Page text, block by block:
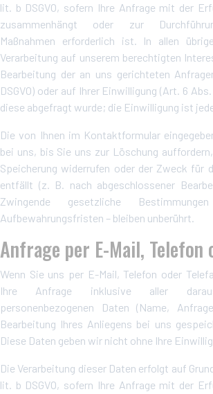
lit. b DSGVO, sofern Ihre Anfrage mit der
zusammenhängt oder zur
Maßnahmen erforderlich ist. In allen
Verarbeitung auf unserem berechtigten
Bearbeitung der an uns gerichteten
DSGVO) oder auf Ihrer Einwilligung (Art. 6 Abs.
diese abgefragt wurde; die Einwilligung ist
Die von Ihnen im Kontaktformular
bei uns, bis Sie uns zur Löschung
Speicherung widerrufen oder der Zweck für
entfällt (z. B. nach abgeschlossener
Zwingende gesetzliche
Aufbewahrungsfristen – bleiben unberührt.
Anfrage per E-Mail, Telefon
Wenn Sie uns per E-Mail, Telefon oder
Ihre Anfrage inklusive aller daraus
personenbezogenen Daten (Name,
Bearbeitung Ihres Anliegens bei uns
Diese Daten geben wir nicht ohne Ihre
Die Verarbeitung dieser Daten erfolgt auf
lit. b DSGVO, sofern Ihre Anfrage mit der